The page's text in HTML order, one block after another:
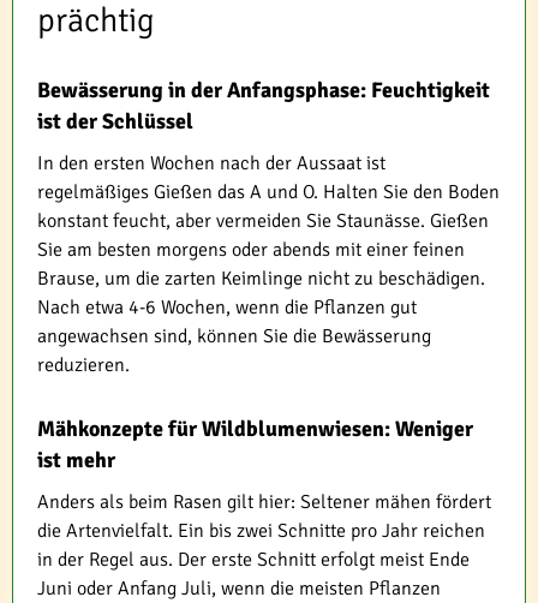
prächtig
Bewässerung in der Anfangsphase: Feuchtigkeit
ist der Schlüssel
In den ersten Wochen nach der Aussaat ist
regelmäßiges Gießen das A und O. Halten Sie den Boden
konstant feucht, aber vermeiden Sie Staunässe. Gießen
Sie am besten morgens oder abends mit einer feinen
Brause, um die zarten Keimlinge nicht zu beschädigen.
Nach etwa 4-6 Wochen, wenn die Pflanzen gut
angewachsen sind, können Sie die Bewässerung
reduzieren.
Mähkonzepte für Wildblumenwiesen: Weniger
ist mehr
Anders als beim Rasen gilt hier: Seltener mähen fördert
die Artenvielfalt. Ein bis zwei Schnitte pro Jahr reichen
in der Regel aus. Der erste Schnitt erfolgt meist Ende
Juni oder Anfang Juli, wenn die meisten Pflanzen